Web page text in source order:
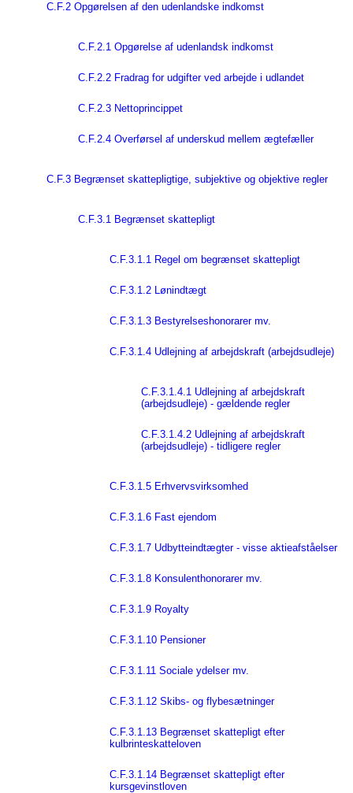
C.F.2 Opgørelsen af den udenlandske indkomst
C.F.2.1 Opgørelse af udenlandsk indkomst
C.F.2.2 Fradrag for udgifter ved arbejde i udlandet
C.F.2.3 Nettoprincippet
C.F.2.4 Overførsel af underskud mellem ægtefæller
C.F.3 Begrænset skattepligtige, subjektive og objektive regler
C.F.3.1 Begrænset skattepligt
C.F.3.1.1 Regel om begrænset skattepligt
C.F.3.1.2 Lønindtægt
C.F.3.1.3 Bestyrelseshonorarer mv.
C.F.3.1.4 Udlejning af arbejdskraft (arbejdsudleje)
C.F.3.1.4.1 Udlejning af arbejdskraft
(arbejdsudleje) - gældende regler
C.F.3.1.4.2 Udlejning af arbejdskraft
(arbejdsudleje) - tidligere regler
C.F.3.1.5 Erhvervsvirksomhed
C.F.3.1.6 Fast ejendom
C.F.3.1.7 Udbytteindtægter - visse aktieafståelser
C.F.3.1.8 Konsulenthonorarer mv.
C.F.3.1.9 Royalty
C.F.3.1.10 Pensioner
C.F.3.1.11 Sociale ydelser mv.
C.F.3.1.12 Skibs- og flybesætninger
C.F.3.1.13 Begrænset skattepligt efter
kulbrinteskatteloven
C.F.3.1.14 Begrænset skattepligt efter
kursgevinstloven